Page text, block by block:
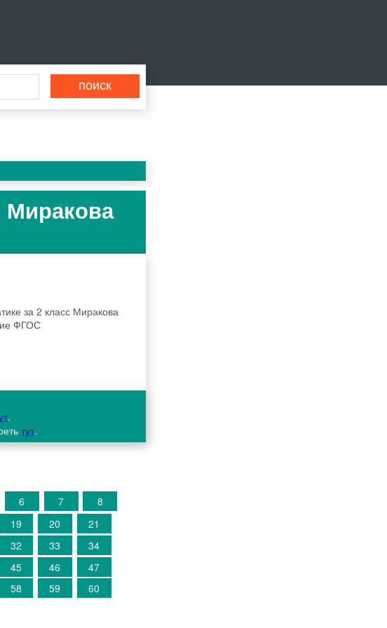
Миракова
за 2 класс Миракова
ФГОС
.
тут.
6 7
8
19 20
21
32 33
34
45 46
47
58 59
60